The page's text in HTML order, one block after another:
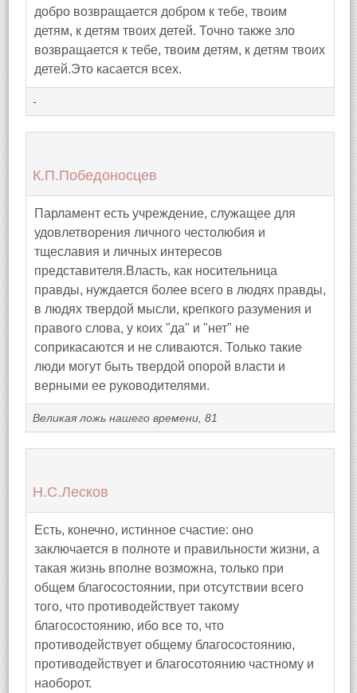
добро возвращается добром к тебе, твоим
детям, к детям твоих детей. Точно также зло
возвращается к тебе, твоим детям, к детям твоих
детей.Это касается всех.
-
К.П.Победоносцев
Парламент есть учреждение, служащее для
удовлетворения личного честолюбия и
тщеславия и личных интересов
представителя.Власть, как носительница
правды, нуждается более всего в людях правды,
в людях твердой мысли, крепкого разумения и
правого слова, у коих "да" и "нет" не
соприкасаются и не сливаются. Только такие
люди могут быть твердой опорой власти и
верными ее руководителями.
Великая ложь нашего времени, 81
Н.С.Лесков
Есть, конечно, истинное счастие: оно
заключается в полноте и правильности жизни, а
такая жизнь вполне возможна, только при
общем благосостоянии, при отсутствии всего
того, что противодействует такому
благосостоянию, ибо все то, что
противодействует общему благосостоянию,
противодействует и благосотоянию частному и
наоборот.